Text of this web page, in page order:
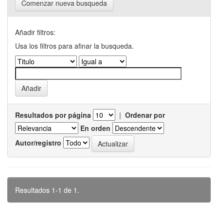
Comenzar nueva busqueda
Añadir filtros:
Usa los filtros para afinar la busqueda.
Resultados por página | Ordenar por
En orden
Autor/registro
Resultados 1-1 de 1.